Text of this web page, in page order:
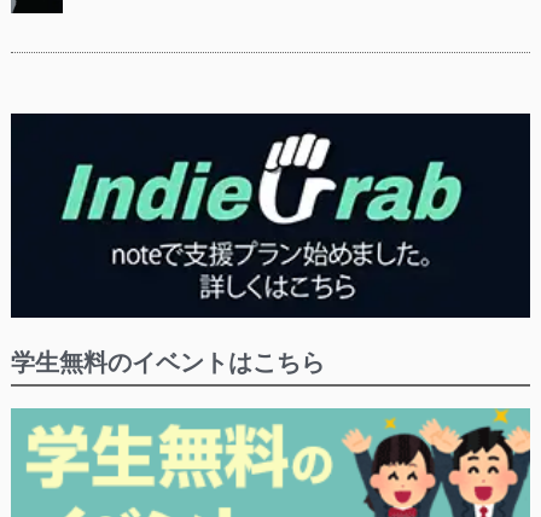
学生無料のイベントはこちら